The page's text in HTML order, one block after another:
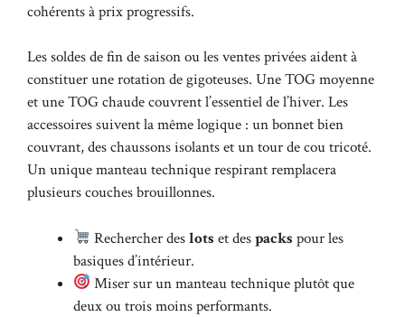
cohérents à prix progressifs.
Les soldes de fin de saison ou les ventes privées aident à
constituer une rotation de gigoteuses. Une TOG moyenne
et une TOG chaude couvrent l’essentiel de l’hiver. Les
accessoires suivent la même logique : un bonnet bien
couvrant, des chaussons isolants et un tour de cou tricoté.
Un unique manteau technique respirant remplacera
plusieurs couches brouillonnes.
Rechercher deslots et despacks pour les
basiques d’intérieur.
Miser sur un manteau technique plutôt que
deux ou trois moins performants.